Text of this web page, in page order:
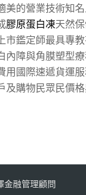
美的營業技術知
膠原蛋白凍天然
市鑑定師最具專
內障與角膜塑型
用國際速遞貨運
及購物民眾民價
融管理顧問